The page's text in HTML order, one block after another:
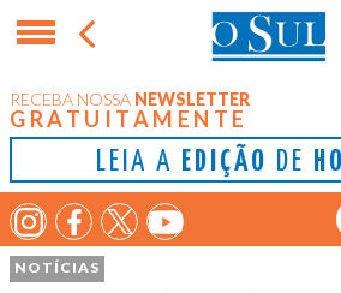
RECEBA NOSSA NEWSLETTER
GRATUITAMENTE
LEIA A EDIÇÃO DE
NOTÍCIAS